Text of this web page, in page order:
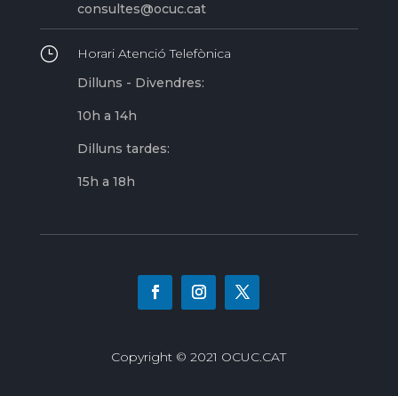
consultes@ocuc.cat
}
Horari Atenció Telefònica
Dilluns - Divendres:
10h a 14h
Dilluns tardes:
15h a 18h
Copyright © 2021 OCUC.CAT